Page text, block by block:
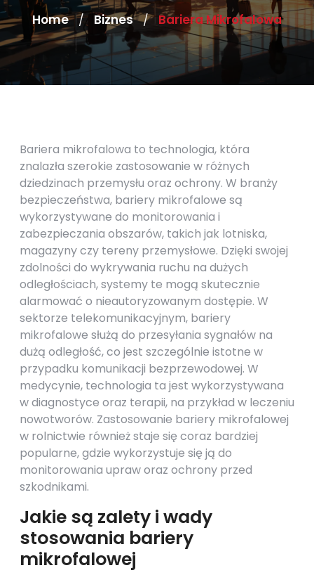
Home / Biznes / Bariera Mikrofalowa
Bariera mikrofalowa to technologia, która
znalazła szerokie zastosowanie w różnych
dziedzinach przemysłu oraz ochrony. W branży
bezpieczeństwa, bariery mikrofalowe są
wykorzystywane do monitorowania i
zabezpieczania obszarów, takich jak lotniska,
magazyny czy tereny przemysłowe. Dzięki swojej
zdolności do wykrywania ruchu na dużych
odległościach, systemy te mogą skutecznie
alarmować o nieautoryzowanym dostępie. W
sektorze telekomunikacyjnym, bariery
mikrofalowe służą do przesyłania sygnałów na
dużą odległość, co jest szczególnie istotne w
przypadku komunikacji bezprzewodowej. W
medycynie, technologia ta jest wykorzystywana
w diagnostyce oraz terapii, na przykład w leczeniu
nowotworów. Zastosowanie bariery mikrofalowej
w rolnictwie również staje się coraz bardziej
popularne, gdzie wykorzystuje się ją do
monitorowania upraw oraz ochrony przed
szkodnikami.
Jakie są zalety i wady
stosowania bariery
mikrofalowej